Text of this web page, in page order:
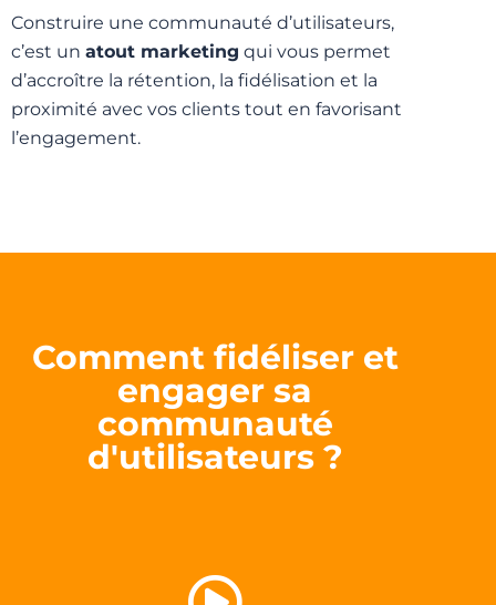
Construire une communauté d’utilisateurs,
c’est un atout marketing qui vous permet
d’accroître la rétention, la fidélisation et la
proximité avec vos clients tout en favorisant
l’engagement.
Comment fidéliser et
engager sa
communauté
d'utilisateurs ?